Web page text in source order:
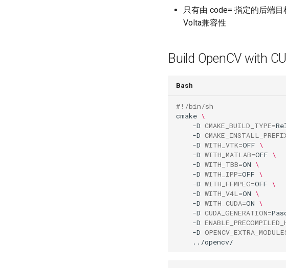
只有由 code= 指定的后端
Volta兼容性
Build OpenCV with
Bash
#!/bin/sh
cmake \
    -D
CMAKE_BUILD_TYPE=
    -D
    -D
WITH_VTK=OFF \
    -D
WITH_MATLAB=OFF \
    -D
WITH_TBB=ON \
    -D
WITH_IPP=OFF \
    -D
WITH_FFMPEG=OFF \
    -D
WITH_V4L =ON \
    -D
WITH_CUDA=ON \
    -D
CUDA_GENERATION=
    -D
    -D